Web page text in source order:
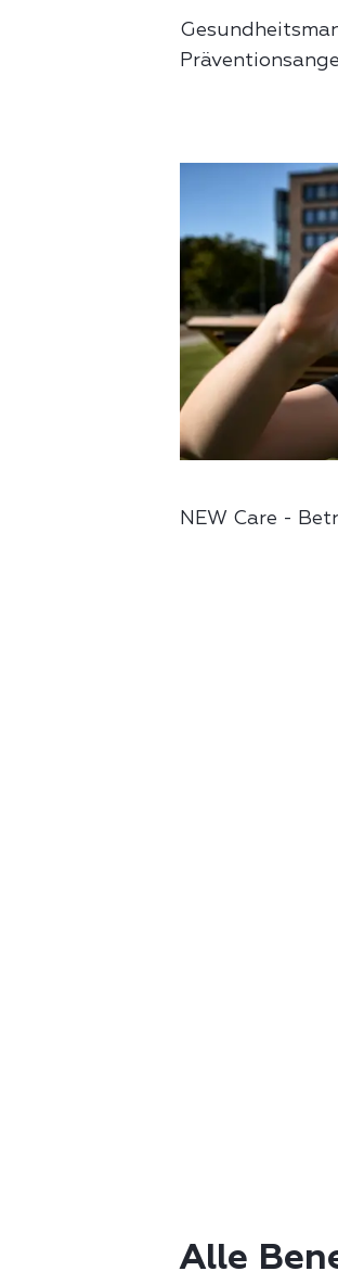
NEW Care -
Alle